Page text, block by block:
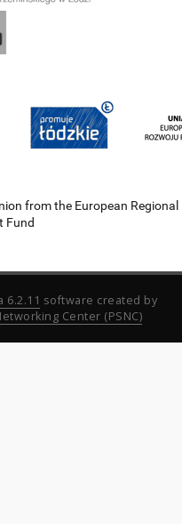
from the European Regional
Fund
6.2.11 software created by
Center (PSNC)